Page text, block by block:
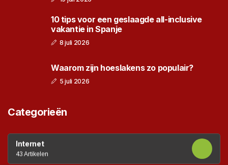
10 tips voor een geslaagde all-inclusive
vakantie in Spanje
8 juli 2026
Waarom zijn hoeslakens zo populair?
5 juli 2026
Categorieën
Internet
43 Artikelen